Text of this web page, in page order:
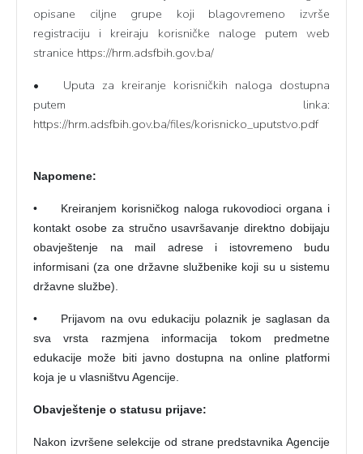
opisane ciljne grupe koji blagovremeno izvrše
registraciju i kreiraju korisničke naloge putem web
stranice https://hrm.adsfbih.gov.ba/
•
Uputa za kreiranje korisničkih naloga dostupna
putem linka:
https://hrm.adsfbih.gov.ba/files/korisnicko_uputstvo.pdf
Napomene:
•
Kreiranjem korisničkog naloga rukovodioci organa i
kontakt osobe za stručno usavršavanje direktno dobijaju
obavještenje na mail adrese i istovremeno budu
informisani (za one državne službenike koji su u sistemu
državne službe).
•
Prijavom na ovu edukaciju polaznik je saglasan da
sva vrsta razmjena informacija tokom predmetne
edukacije može biti javno dostupna na online platformi
koja je u vlasništvu Agencije.
Obavještenje o statusu prijave:
Nakon izvršene selekcije od strane predstavnika Agencije